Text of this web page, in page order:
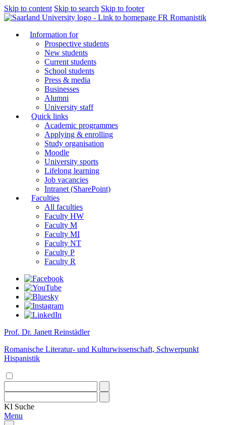
Skip to content Skip to search Skip to footer
FR Romanistik
Information for
Prospective students
New students
Current students
School students
Press & media
Businesses
Alumni
University staff
Quick links
Academic programmes
Applying & enrolling
Study organisation
Moodle
University sports
Lifelong learning
Job vacancies
Intranet (SharePoint)
Faculties
All faculties
Faculty HW
Faculty M
Faculty MI
Faculty NT
Faculty P
Faculty R
Prof. Dr. Janett Reinstädler
Romanische Literatur- und Kulturwissenschaft, Schwerpunkt
Hispanistik
KI Suche
Menu